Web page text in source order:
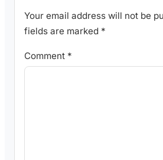
Your email address will not be
fields are marked *
Comment *